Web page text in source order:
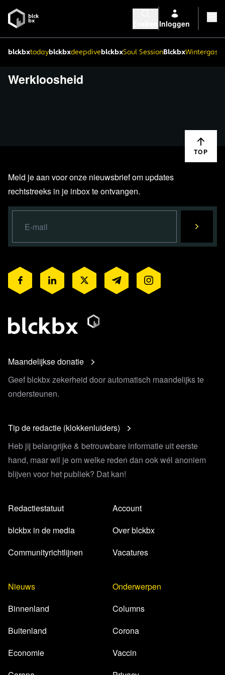
Inloggen
blckbxtodayblckbxdeepdiveblckbxSoul SessionBlckbx
Werkloosheid
TOP
Meld je aan voor onze nieuwsbrief om updates
rechtstreeks in je inbox te ontvangen.
Maandelijkse donatie
Geef blckbx zekerheid door automatisch maandelijks te
ondersteunen.
Tip de redactie (klokkenluiders)
Heb jij belangrijke & betrouwbare informatie uit eerste
hand, maar wil je om welke reden dan ook wél anoniem
blijven voor het publiek? Dat kan!
Redactiestatuut
blckbx in de media
Communityrichtlijnen
Account
Over blckbx
Vacatures
Nieuws
Binnenland
Buitenland
Economie
Onderwerpen
Columns
Corona
Vaccin